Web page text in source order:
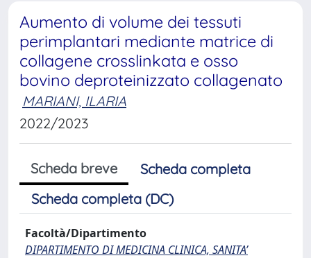
Aumento di volume dei tessuti
perimplantari mediante matrice di
collagene crosslinkata e osso
bovino deproteinizzato collagenato
MARIANI, ILARIA
2022/2023
Scheda breve
Scheda completa
Scheda completa (DC)
Facoltà/Dipartimento
DIPARTIMENTO DI MEDICINA CLINICA, SANITA’